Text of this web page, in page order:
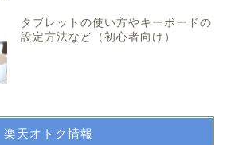
タブレットの使い方やキーボードの
設定方法など（初心者向け）
楽天オトク情報